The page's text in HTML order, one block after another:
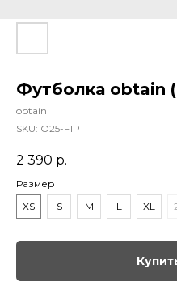
Футболка obtain
obtain
SKU: O25-F1P1
2 390 р.
Размер
XS
S M L XL